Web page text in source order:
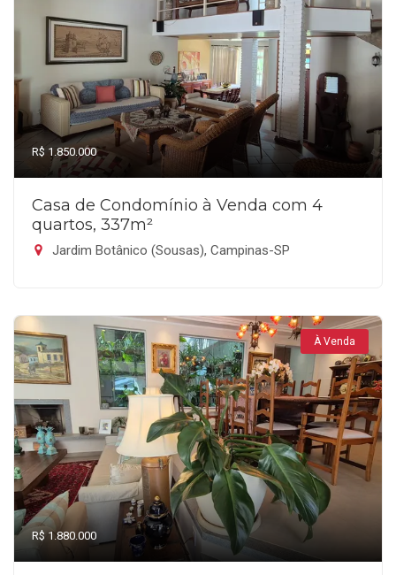
R$ 1.850.000
Casa de Condomínio à Venda com 4
quartos, 337m²
Jardim Botânico (Sousas), Campinas-SP
À Venda
R$ 1.880.000